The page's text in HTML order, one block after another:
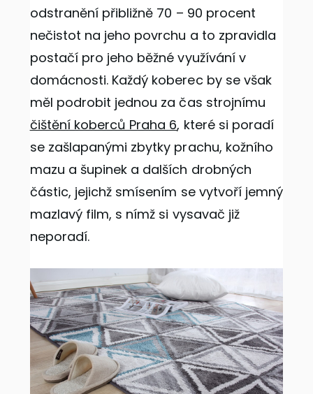
odstranění přibližně 70 – 90 procent
nečistot na jeho povrchu a to zpravidla
postačí pro jeho běžné využívání v
domácnosti. Každý koberec by se však
měl podrobit jednou za čas strojnímu
čištění koberců Praha 6, které si poradí
se zašlapanými zbytky prachu, kožního
mazu a šupinek a dalších drobných
částic, jejichž smísením se vytvoří jemný
mazlavý film, s nímž si vysavač již
neporadí.